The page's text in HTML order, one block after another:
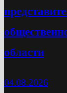
области
04.08.2026